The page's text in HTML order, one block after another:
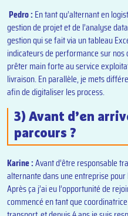
Pedro : En tant qu’alternant en
gestion de projet et de l’analyse
gestion qui se fait via un tableau
indicateurs de performance sur
prêter main forte au service
livraison. En parallèle, je mets
afin de digitaliser les process.
3) Avant d’en
parcours ?
Karine :Avant d’être responsable
alternante dans une entreprise
Après ça j’ai eu l’opportunité de
commencé en tant que